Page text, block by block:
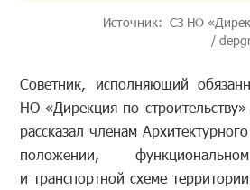
Источник: СЗ НО
/
Советник, исполняющий
НО «Дирекция по
рассказал членам
положении,
и транспортной схеме